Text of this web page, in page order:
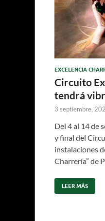
EXCELENCIA
Circuito
tendrá
3 septiembre,
Del 4 al 14 de
y final del
instalaciones
Charrería” de
LEER MÁS